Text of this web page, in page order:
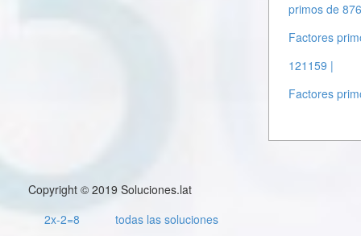
primos de
Factores
121159 |
Factores
Copyright © 2019 Soluciones.lat
2x-2=8
todas las soluciones